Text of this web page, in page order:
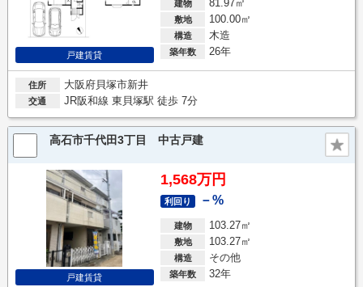
戸建賃貸
建物 81.97㎡
敷地 100.00㎡
構造 木造
築年数 26年
住所 大阪府貝塚市新井
交通 JR阪和線 東貝塚駅 徒歩 7分
高石市千代田3丁目 中古戸建
戸建賃貸
1,568万円
利回り －%
建物 103.27㎡
敷地 103.27㎡
構造 その他
築年数 32年